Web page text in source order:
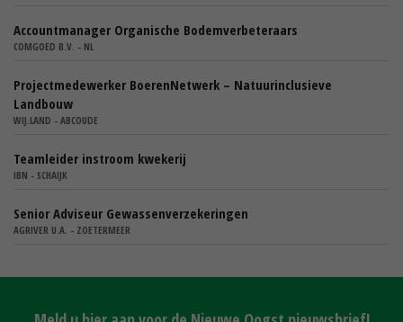
Accountmanager Organische Bodemverbeteraars
COMGOED B.V. - NL
Projectmedewerker BoerenNetwerk – Natuurinclusieve
Landbouw
WIJ.LAND - ABCOUDE
Teamleider instroom kwekerij
IBN - SCHAIJK
Senior Adviseur Gewassenverzekeringen
AGRIVER U.A. - ZOETERMEER